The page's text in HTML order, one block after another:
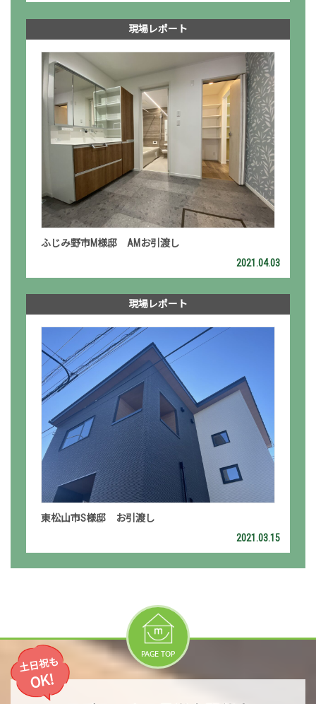
現場レポート
ふじみ野市M様邸 AMお引渡し
2021.04.03
現場レポート
東松山市S様邸 お引渡し
2021.03.15
PAGE TOP
土日祝も
OK!